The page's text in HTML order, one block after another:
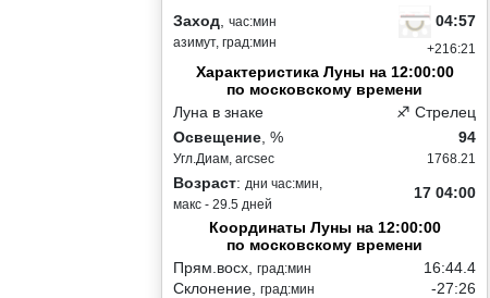
Заход час:мин
азимут, град:мин
04:57
+216:21
Характеристика Луны на 12:00:00
по московскому времени
Луна в знаке
♐ Стрелец
Освещение , %
Угл.Диам, arcsec
94
1768.21
Возраст: дни час:мин,
макс - 29.5 дней
17 04:00
Координаты Луны на 12:00:00
по московскому времени
Прям.восх, град:мин
Склонение, град:мин
16:44.4
-27:26